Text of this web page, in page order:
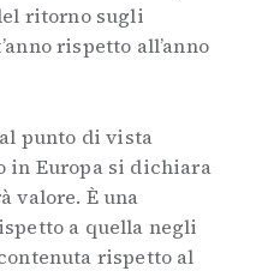
ritorno sugli
rispetto all’anno
punto di vista
in Europa si dichiara
valore. È una
a quella negli
rispetto al